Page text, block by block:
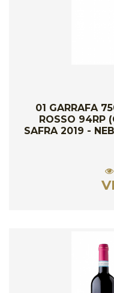
01 GARRAFA
ROSSO 94RP
SAFRA 2019 -